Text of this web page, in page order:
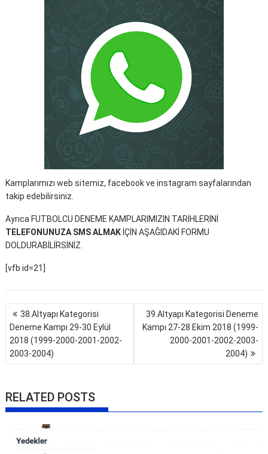
Kamplarımızı web sitemiz, facebook ve instagram sayfalarından
takip edebilirsiniz.
Ayrıca FUTBOLCU DENEME KAMPLARIMIZIN TARİHLERİNİ
TELEFONUNUZA SMS ALMAK İÇİN AŞAĞIDAKİ FORMU
DOLDURABİLİRSİNİZ.
[vfb id=21]
Yazı
gezinmesi
38.Altyapı Kategorisi
Deneme Kampı 29-30 Eylül
2018 (1999-2000-2001-2002-
2003-2004)
39.Altyapı Kategorisi Deneme
Kampı 27-28 Ekim 2018 (1999-
2000-2001-2002-2003-
2004)
RELATED POSTS